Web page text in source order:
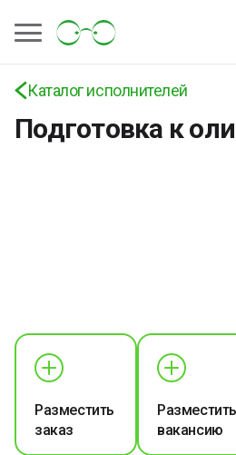
Каталог исполнителей
Подготовка к
Разместить
заказ
Разместить
вакансию